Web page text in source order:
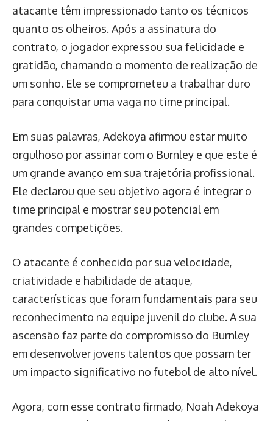
atacante têm impressionado tanto os técnicos
quanto os olheiros. Após a assinatura do
contrato, o jogador expressou sua felicidade e
gratidão, chamando o momento de realização de
um sonho. Ele se comprometeu a trabalhar duro
para conquistar uma vaga no time principal.
Em suas palavras, Adekoya afirmou estar muito
orgulhoso por assinar com o Burnley e que este é
um grande avanço em sua trajetória profissional.
Ele declarou que seu objetivo agora é integrar o
time principal e mostrar seu potencial em
grandes competições.
O atacante é conhecido por sua velocidade,
criatividade e habilidade de ataque,
características que foram fundamentais para seu
reconhecimento na equipe juvenil do clube. A sua
ascensão faz parte do compromisso do Burnley
em desenvolver jovens talentos que possam ter
um impacto significativo no futebol de alto nível.
Agora, com esse contrato firmado, Noah Adekoya